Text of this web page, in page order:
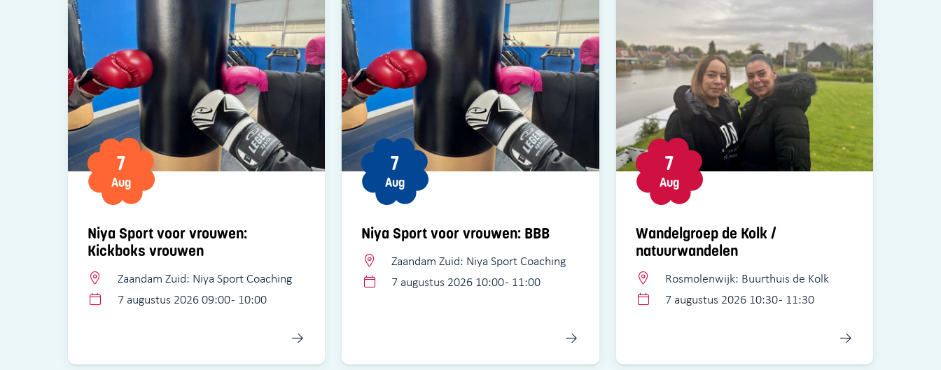
Niya Sport voor vrouwen:
Kickboks vrouwen
7
Aug
Zaandam Zuid: Niya Sport Coaching
7 augustus 2026 09:00 - 10:00
Niya Sport voor vrouwen: BBB
7
Aug
Zaandam Zuid: Niya Sport Coaching
7 augustus 2026 10:00 - 11:00
Wandelgroep de Kolk /
natuurwandelen
7
Aug
Rosmolenwijk: Buurthuis de Kolk
7 augustus 2026 10:30 - 11:30